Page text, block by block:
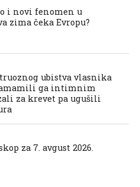
i novi fenomen u
zima čeka Evropu?
ubistva vlasnika
ga intimnim
za krevet pa ugušili
za 7. avgust 2026.